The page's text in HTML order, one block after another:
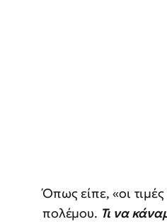
Όπως είπε, «οι
πολέμου. Τι να